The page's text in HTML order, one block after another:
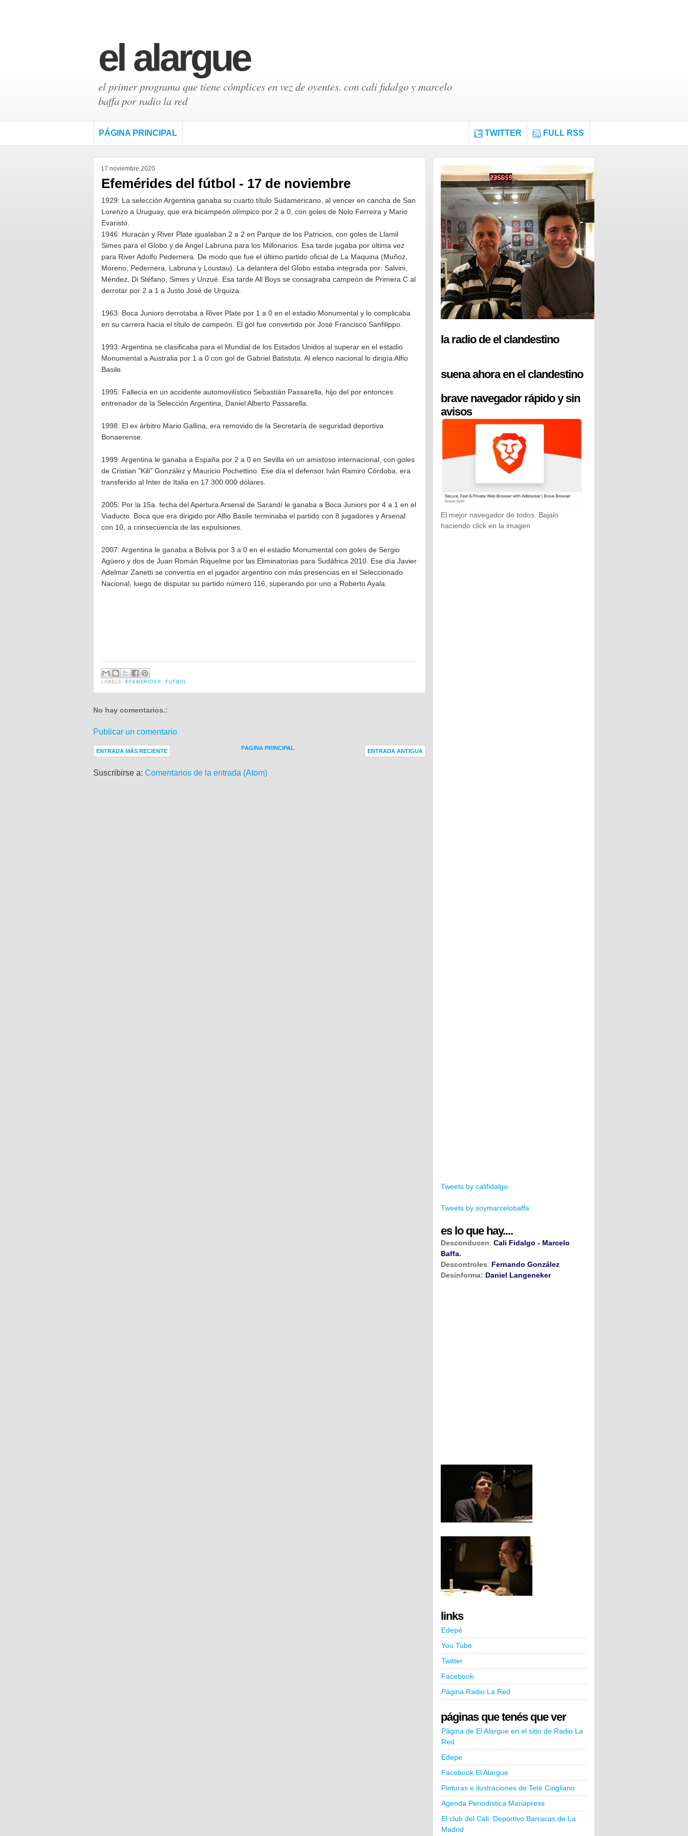
el alargue
el primer programa que tiene cómplices en vez de oyentes. con cali fidalgo y marcelo
baffa por radio la red
PÁGINA PRINCIPAL TWITTER FULL RSS
17 noviembre 2020
Efemérides del fútbol - 17 de noviembre
1929: La selección Argentina ganaba su cuarto título Sudamericano, al vencer en cancha de San
Lorenzo a Uruguay, que era bicampeón olímpico por 2 a 0, con goles de Nolo Ferreira y Mario
Evaristo.
1946: Huracán y River Plate igualaban 2 a 2 en Parque de los Patricios, con goles de Llamil
Simes para el Globo y de Angel Labruna para los Millonarios. Esa tarde jugaba por última vez
para River Adolfo Pedernera. De modo que fue el último partido oficial de La Maquina (Muñoz,
Moreno, Pedernera, Labruna y Loustau). La delantera del Globo estaba integrada por: Salvini,
Méndez, Di Stéfano, Simes y Unzué. Esa tarde All Boys se consagraba campeón de Primera C al
derrotar por 2 a 1 a Justo José de Urquiza.
1963: Boca Juniors derrotaba a River Plate por 1 a 0 en el estadio Monumental y lo complicaba
en su carrera hacia el título de campeón. El gol fue convertido por José Francisco Sanfilippo.
1993: Argentina se clasificaba para el Mundial de los Estados Unidos al superar en el estadio
Monumental a Australia por 1 a 0 con gol de Gabriel Batistuta. Al elenco nacional lo dirigía Alfio
Basile.
1995: Fallecía en un accidente automovilístico Sebastián Passarella, hijo del por entonces
entrenador de la Selección Argentina, Daniel Alberto Passarella.
1998: El ex árbitro Mario Gallina, era removido de la Secretaría de seguridad deportiva
Bonaerense.
1999: Argentina le ganaba a España por 2 a 0 en Sevilla en un amistoso internacional, con goles
de Cristian "Kili" González y Mauricio Pochettino. Ese día el defensor Iván Ramiro Córdoba, era
transferido al Inter de Italia en 17.300.000 dólares.
2005: Por la 15a. fecha del Apertura Arsenal de Sarandí le ganaba a Boca Juniors por 4 a 1 en el
Viaducto. Boca que era dirigido por Alfio Basile terminaba el partido con 8 jugadores y Arsenal
con 10, a consecuencia de las expulsiones.
2007: Argentina le ganaba a Bolivia por 3 a 0 en el estadio Monumental con goles de Sergio
Agüero y dos de Juan Román Riquelme por las Eliminatorias para Sudáfrica 2010. Ese día Javier
Adelmar Zanetti se convertía en el jugador argentino con más presencias en el Seleccionado
Nacional, luego de disputar su partido número 116, superando por uno a Roberto Ayala.
LABELS: EFEMERIDES FUTBOL
No hay comentarios.:
Publicar un comentario
ENTRADA MÁS RECIENTE ENTRADA ANTIGUA
PÁGINA PRINCIPAL
Suscribirse a: Comentarios de la entrada (Atom)
la radio de el clandestino
suena ahora en el clandestino
brave navegador rápido y sin
avisos
El mejor navegador de todos. Bajalo
haciendo click en la imagen
Tweets by califidalgo
Tweets by soymarcelobaffa
es lo que hay....
Desconducen: Cali Fidalgo - Marcelo
Baffa.
Descontroles: Fernando González
Desinforma: Daniel Langeneker
links
Edepé
You Tube
Twitter
Facebook
Página Radio La Red
páginas que tenés que ver
Página de El Alargue en el sitio de Radio La
Red
Edepe
Facebook El Alargue
Pinturas e ilustraciones de Teté Cirigliano
Agenda Periodística Mariapress
El club del Cali: Deportivo Barracas de La
Madrid